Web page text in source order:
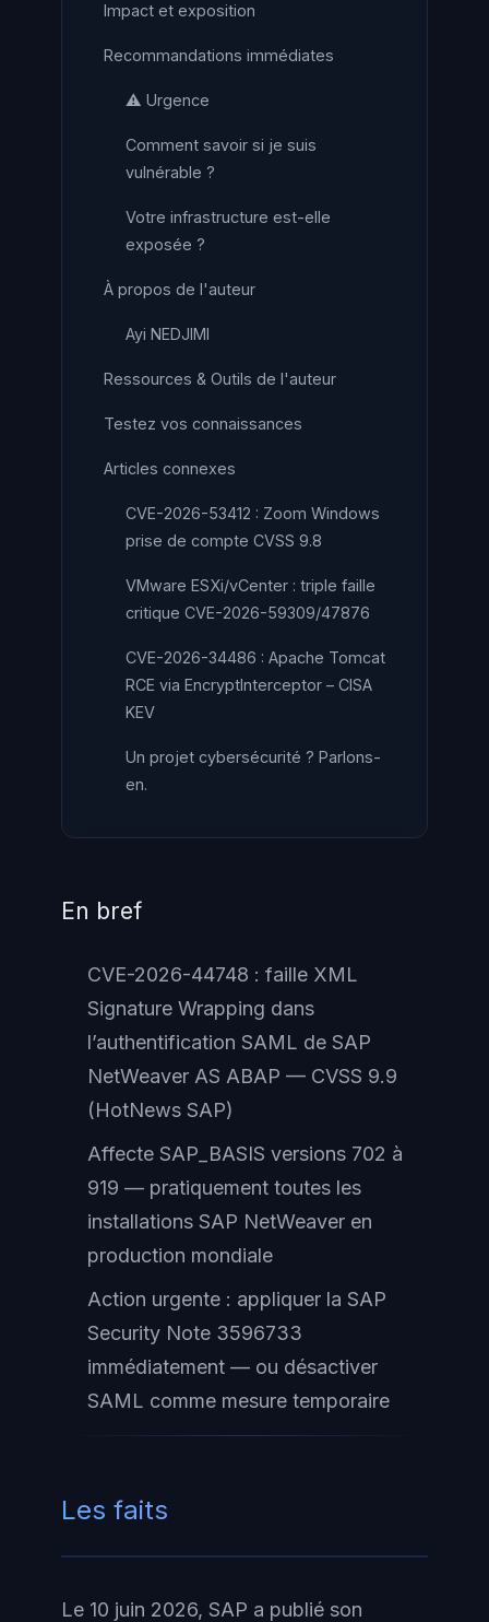
Impact et exposition
Recommandations immédiates
⚠️ Urgence
Comment savoir si je suis
vulnérable ?
Votre infrastructure est-elle
exposée ?
À propos de l'auteur
Ayi NEDJIMI
Ressources & Outils de l'auteur
Testez vos connaissances
Articles connexes
CVE-2026-53412 : Zoom Windows
prise de compte CVSS 9.8
VMware ESXi/vCenter : triple faille
critique CVE-2026-59309/47876
CVE-2026-34486 : Apache Tomcat
RCE via EncryptInterceptor – CISA
KEV
Un projet cybersécurité ? Parlons-
en.
En bref
CVE-2026-44748 : faille XML
Signature Wrapping dans
l’authentification SAML de SAP
NetWeaver AS ABAP — CVSS 9.9
(HotNews SAP)
Affecte SAP_BASIS versions 702 à
919 — pratiquement toutes les
installations SAP NetWeaver en
production mondiale
Action urgente : appliquer la SAP
Security Note 3596733
immédiatement — ou désactiver
SAML comme mesure temporaire
Les faits
Le 10 juin 2026, SAP a publié son